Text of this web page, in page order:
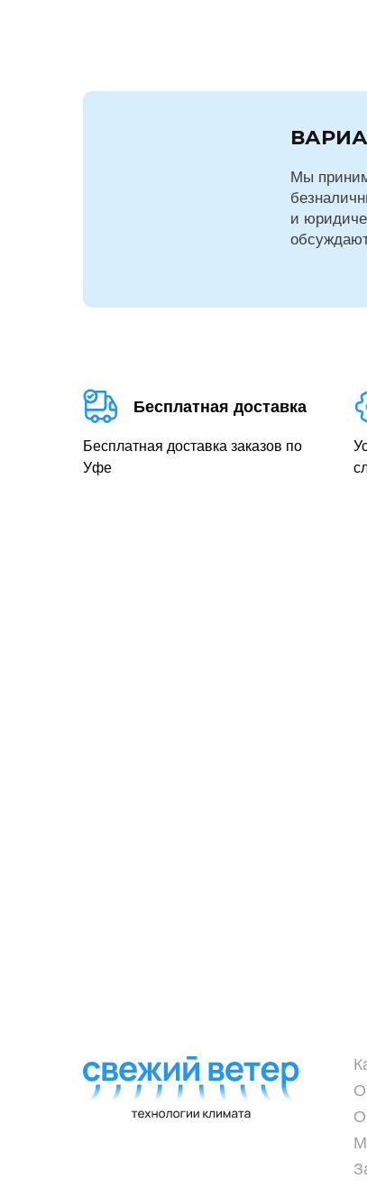
Мы
и
Бесплатная доставка
Бесплатная доставка заказов по
Уфе
О